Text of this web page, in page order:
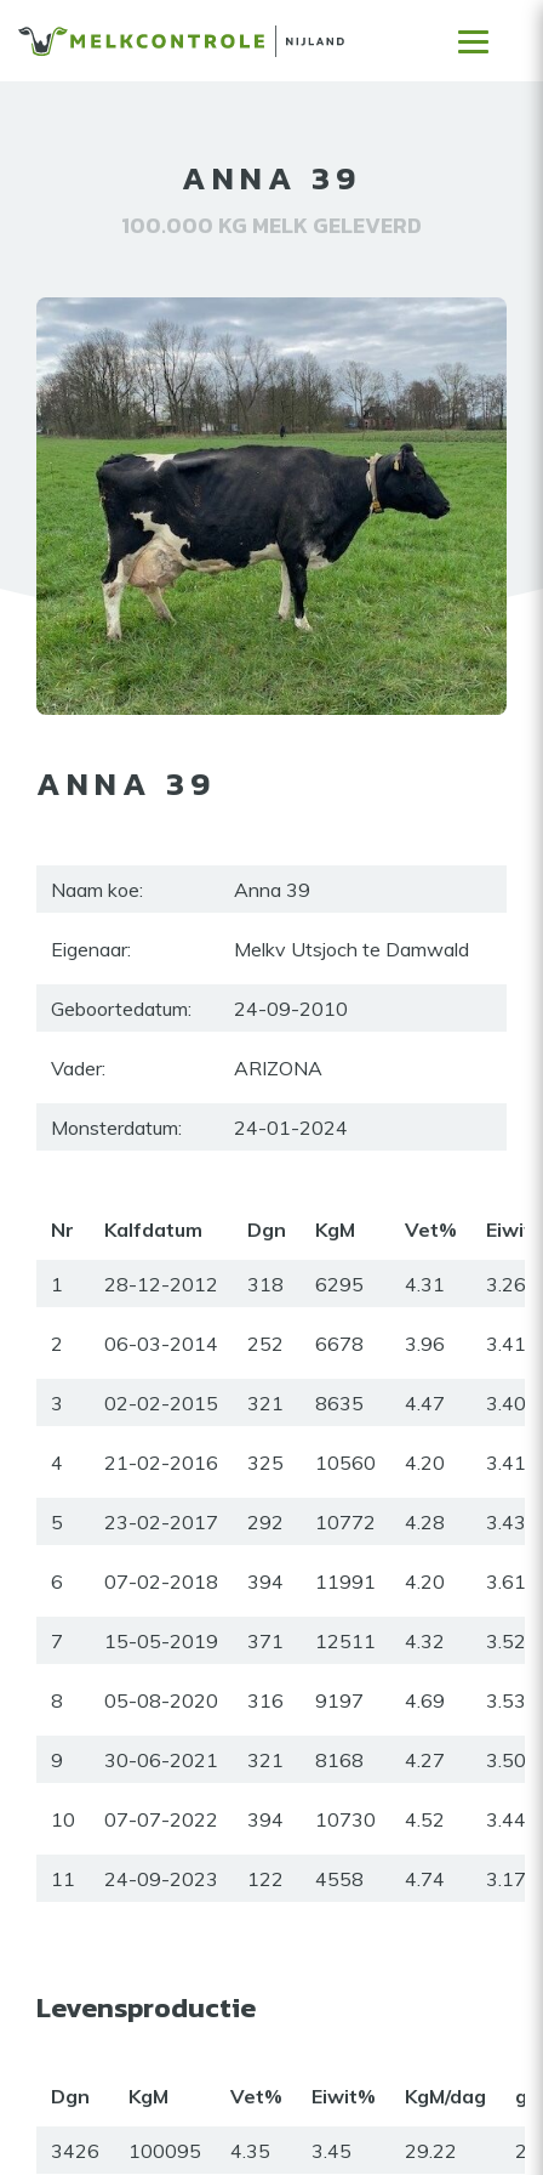
ANNA 39
100.000 KG MELK GELEVERD
ANNA 39
Naam koe: Anna 39
Eigenaar: Melkv Utsjoch te Damwald
Geboortedatum: 24-09-2010
Vader: ARIZONA
Monsterdatum: 24-01-2024
Nr Kalfdatum Dgn KgM Vet%
1 28-12-2012 318 6295 4.31 3.26
2 06-03-2014 252 6678 3.96 3.41
3 02-02-2015 321 8635 4.47 3.40
4 21-02-2016 325 10560 4.20 3.41
5 23-02-2017 292 10772 4.28 3.43
6 07-02-2018 394 11991 4.20 3.61
7 15-05-2019 371 12511 4.32 3.52
8 05-08-2020 316 9197 4.69 3.53
9 30-06-2021 321 8168 4.27 3.50
10 07-07-2022 394 10730 4.52 3.44
11 24-09-2023 122 4558 4.74 3.17
Levensproductie
Dgn KgM Vet% Eiwit% KgM/dag gr
3426 100095 4.35 3.45 29.22